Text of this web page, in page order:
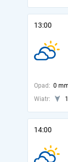
13:00
Opad: 0
Wiatr:
14:00